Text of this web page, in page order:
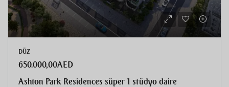
DÜZ
650.000,00AED
Ashton Park Residences süper 1 stüdyo daire